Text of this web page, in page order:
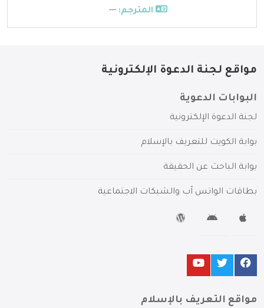
المترجم: ---
مواقع لجنة الدعوة الإلكترونية
البوابات الدعوية
لجنة الدعوة الإلكترونية
بوابة الكويت للتعريف بالإسلام
بوابة الباحث عن الحقيقة
بطاقات الواتس آب والشبكات الاجتماعية
مواقع التعريف بالإسلام